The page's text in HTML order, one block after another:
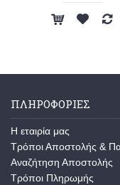
ΠΛΗΡΟΦΟΡΙΕΣ
Η εταιρία μας
Τρόποι Αποστολής &
Αναζήτηση Αποστολής
Τρόποι Πληρωμής